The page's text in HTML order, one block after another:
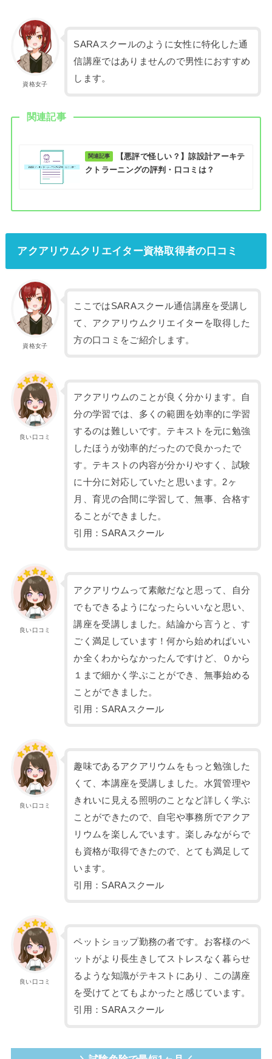
資格女子
SARAスクールのように女性に特化した通
信講座ではありませんので男性におすすめ
します。
関連記事
【悪評で怪しい？】諒設計アーキテ
クトラーニングの評判・口コミは？
アクアリウムクリエイター資格取得者の口コミ
資格女子
ここではSARAスクール通信講座を受講し
て、アクアリウムクリエイターを取得した
方の口コミをご紹介します。
良い口コミ
アクアリウムのことが良く分かります。自
分の学習では、多くの範囲を効率的に学習
するのは難しいです。テキストを元に勉強
したほうが効率的だったので良かったで
す。テキストの内容が分かりやすく、試験
に十分に対応していたと思います。2ヶ
月、育児の合間に学習して、無事、合格す
ることができました。
引用：SARAスクール
良い口コミ
アクアリウムって素敵だなと思って、自分
でもできるようになったらいいなと思い、
講座を受講しました。結論から言うと、す
ごく満足しています！何から始めればいい
か全くわからなかったんですけど、０から
１まで細かく学ぶことができ、無事始める
ことができました。
引用：SARAスクール
良い口コミ
趣味であるアクアリウムをもっと勉強した
くて、本講座を受講しました。水質管理や
きれいに見える照明のことなど詳しく学ぶ
ことができたので、自宅や事務所でアクア
リウムを楽しんでいます。楽しみながらで
も資格が取得できたので、とても満足して
います。
引用：SARAスクール
良い口コミ
ペットショップ勤務の者です。お客様のペ
ットがより長生きしてストレスなく暮らせ
るような知識がテキストにあり、この講座
を受けてとてもよかったと感じています。
引用：SARAスクール